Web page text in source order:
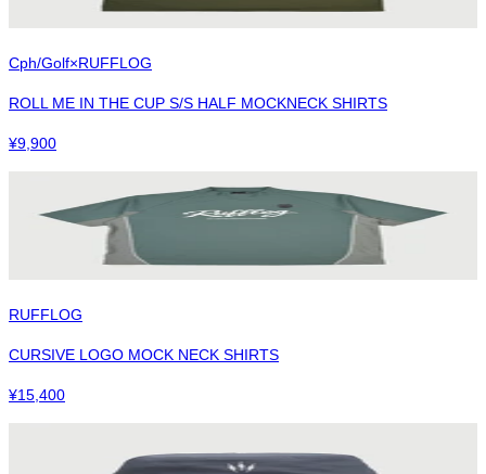
Cph/Golf×RUFFLOG
ROLL ME IN THE CUP S/S HALF MOCKNECK SHIRTS
¥9,900
RUFFLOG
CURSIVE LOGO MOCK NECK SHIRTS
¥15,400